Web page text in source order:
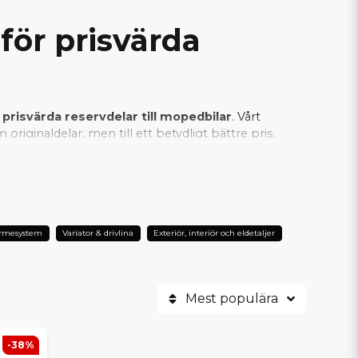
prisvärda
reservdelar till mopedbilar. Vårt
originaldelar, men till ett betydligt bättre pris.
är SCP det självklara valet när man vill
Variator & drivlina Exteriör, interiör och eldetaljer
Mest populära
-38%